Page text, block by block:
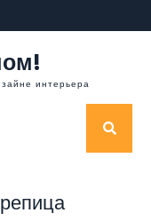
интерьера